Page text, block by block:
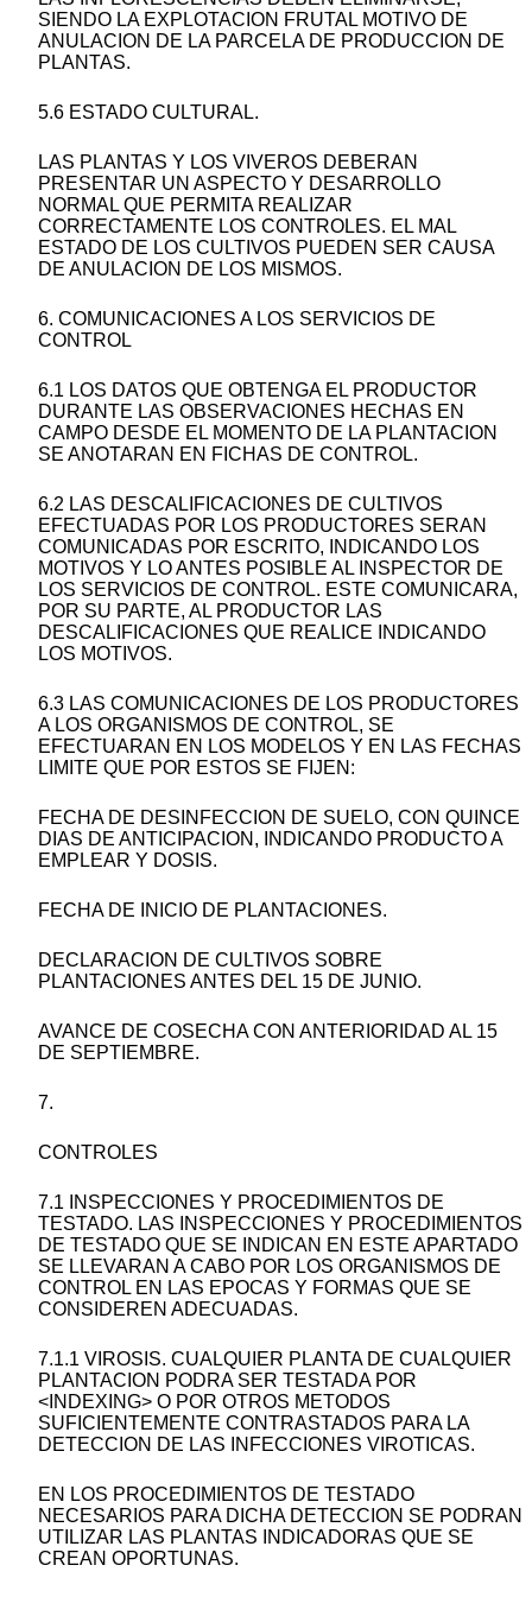
SIENDO LA EXPLOTACION FRUTAL MOTIVO DE
ANULACION DE LA PARCELA DE PRODUCCION DE
PLANTAS.
5.6 ESTADO CULTURAL.
LAS PLANTAS Y LOS VIVEROS DEBERAN
PRESENTAR UN ASPECTO Y DESARROLLO
NORMAL QUE PERMITA REALIZAR
CORRECTAMENTE LOS CONTROLES. EL MAL
ESTADO DE LOS CULTIVOS PUEDEN SER CAUSA
DE ANULACION DE LOS MISMOS.
6. COMUNICACIONES A LOS SERVICIOS DE
CONTROL
6.1 LOS DATOS QUE OBTENGA EL PRODUCTOR
DURANTE LAS OBSERVACIONES HECHAS EN
CAMPO DESDE EL MOMENTO DE LA PLANTACION
SE ANOTARAN EN FICHAS DE CONTROL.
6.2 LAS DESCALIFICACIONES DE CULTIVOS
EFECTUADAS POR LOS PRODUCTORES SERAN
COMUNICADAS POR ESCRITO, INDICANDO LOS
MOTIVOS Y LO ANTES POSIBLE AL INSPECTOR DE
LOS SERVICIOS DE CONTROL. ESTE COMUNICARA,
POR SU PARTE, AL PRODUCTOR LAS
DESCALIFICACIONES QUE REALICE INDICANDO
LOS MOTIVOS.
6.3 LAS COMUNICACIONES DE LOS PRODUCTORES
A LOS ORGANISMOS DE CONTROL, SE
EFECTUARAN EN LOS MODELOS Y EN LAS FECHAS
LIMITE QUE POR ESTOS SE FIJEN:
FECHA DE DESINFECCION DE SUELO, CON QUINCE
DIAS DE ANTICIPACION, INDICANDO PRODUCTO A
EMPLEAR Y DOSIS.
FECHA DE INICIO DE PLANTACIONES.
DECLARACION DE CULTIVOS SOBRE
PLANTACIONES ANTES DEL 15 DE JUNIO.
AVANCE DE COSECHA CON ANTERIORIDAD AL 15
DE SEPTIEMBRE.
7.
CONTROLES
7.1 INSPECCIONES Y PROCEDIMIENTOS DE
TESTADO. LAS INSPECCIONES Y PROCEDIMIENTOS
DE TESTADO QUE SE INDICAN EN ESTE APARTADO
SE LLEVARAN A CABO POR LOS ORGANISMOS DE
CONTROL EN LAS EPOCAS Y FORMAS QUE SE
CONSIDEREN ADECUADAS.
7.1.1 VIROSIS. CUALQUIER PLANTA DE CUALQUIER
PLANTACION PODRA SER TESTADA POR
<INDEXING> O POR OTROS METODOS
SUFICIENTEMENTE CONTRASTADOS PARA LA
DETECCION DE LAS INFECCIONES VIROTICAS.
EN LOS PROCEDIMIENTOS DE TESTADO
NECESARIOS PARA DICHA DETECCION SE PODRAN
UTILIZAR LAS PLANTAS INDICADORAS QUE SE
CREAN OPORTUNAS.